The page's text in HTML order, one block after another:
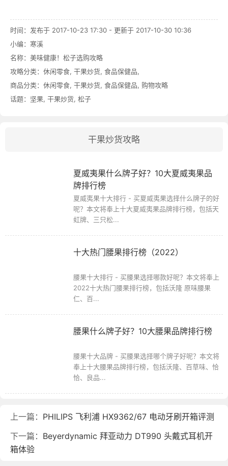
时间：发布于 2017-10-23 17:30 - 更新于 2017-10-30 10:36
小编：寒溪
名称： 美味健康！松子选购攻略
攻略分类： 休闲零食, 干果炒货, 食品保健品,
商品分类： 休闲零食, 干果炒货, 食品保健品, 购物攻略
话题： 坚果, 干果炒货, 松子
干果炒货攻略
夏威夷果什么牌子好？10大夏威夷果品
牌排行榜
夏威夷果十大排行 - 买夏威夷果选择什么牌子的好
呢？本文将奉上十大夏威夷果品牌排行榜，包括天
虹牌、三只松...
十大热门腰果排行榜（2022）
腰果十大排行 - 买腰果选择哪款好呢？本文将奉上
2022十大热门腰果排行榜，包括沃隆 原味腰果
仁、百...
腰果什么牌子好？10大腰果品牌排行榜
腰果十大品牌 - 买腰果选择哪个牌子好呢？本文将
奉上十大腰果品牌排行榜，包括沃隆、百草味、恰
恰、良品...
上一篇： PHILIPS 飞利浦 HX9362/67 电动牙刷开箱评测
下一篇： Beyerdynamic 拜亚动力 DT990 头戴式耳机开
箱体验